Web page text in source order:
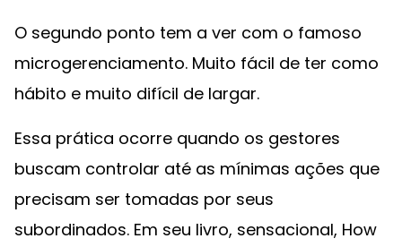
O segundo ponto tem a ver com o famoso
microgerenciamento. Muito fácil de ter como
hábito e muito difícil de largar.
Essa prática ocorre quando os gestores
buscam controlar até as mínimas ações que
precisam ser tomadas por seus
subordinados. Em seu livro, sensacional, How